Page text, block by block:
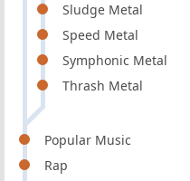
Sludge Metal
Speed Metal
Symphonic Metal
Thrash Metal
Popular Music
Rap